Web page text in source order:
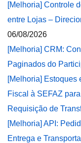
[Melhoria] Controle
entre Lojas –
06/08/2026
[Melhoria] CRM:
Paginados do
[Melhoria] Estoques
Fiscal à SEFAZ
Requisição de
[Melhoria] API:
Entrega e